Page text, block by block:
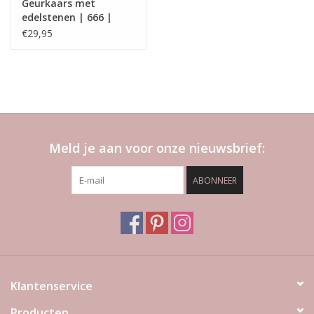
Geurkaars met
edelstenen | 666 |
Manifest Candle |
€29,95
Meld je aan voor onze nieuwsbrief:
ABONNEER
Klantenservice